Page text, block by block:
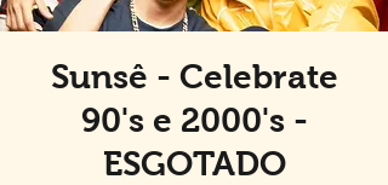
Sunsê - Celebrate
90's e 2000's -
ESGOTADO